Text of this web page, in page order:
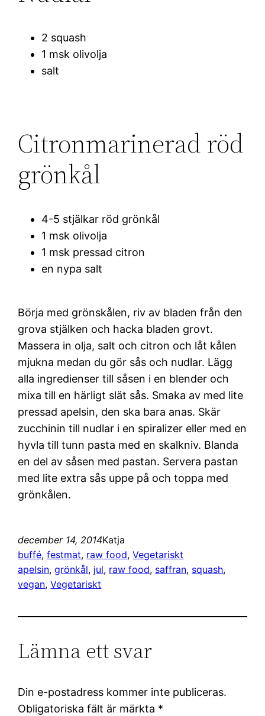
2 squash
1 msk olivolja
salt
Citronmarinerad röd
grönkål
4-5 stjälkar röd grönkål
1 msk olivolja
1 msk pressad citron
en nypa salt
Börja med grönskålen, riv av bladen från den
grova stjälken och hacka bladen grovt.
Massera in olja, salt och citron och låt kålen
mjukna medan du gör sås och nudlar. Lägg
alla ingredienser till såsen i en blender och
mixa till en härligt slät sås. Smaka av med lite
pressad apelsin, den ska bara anas. Skär
zucchinin till nudlar i en spiralizer eller med en
hyvla till tunn pasta med en skalkniv. Blanda
en del av såsen med pastan. Servera pastan
med lite extra sås uppe på och toppa med
grönkålen.
december 14, 2014Katja
buffé, festmat, raw food, Vegetariskt
apelsin, grönkål, jul, raw food, saffran, squash
vegan, Vegetariskt
Lämna ett svar
Din e-postadress kommer inte publiceras.
Obligatoriska fält är märkta *